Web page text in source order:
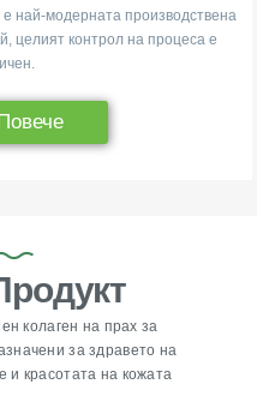
най-модерната производствена
целият контрол на процеса е
колаген на прах за
за здравето на
и красотата на кожата